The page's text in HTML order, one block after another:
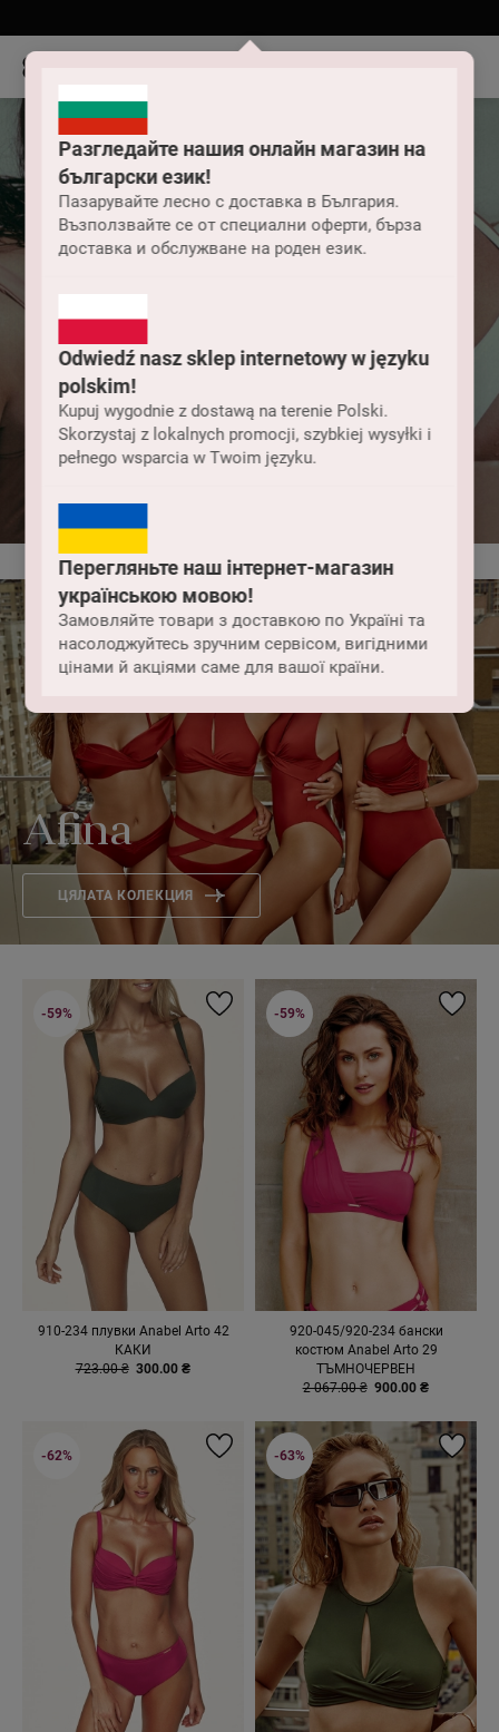
Разгледайте нашия онлайн магазин на
български език!
Пазарувайте лесно с доставка в България.
Възползвайте се от специални оферти, бърза
доставка и обслужване на роден език.
Odwiedź nasz sklep internetowy w języku
polskim!
Kupuj wygodnie z dostawą na terenie Polski.
Skorzystaj z lokalnych promocji, szybkiej wysyłki i
pełnego wsparcia w Twoim języku.
Перегляньте наш інтернет-магазин
українською мовою!
Замовляйте товари з доставкою по Україні та
насолоджуйтесь зручним сервісом, вигідними
цінами й акціями саме для вашої країни.
Дамски бански
Afina
ЦЯЛАТА КОЛЕКЦИЯ
910-234 плувки Anabel Arto 42
КАКИ
723.00 ₴ 300.00 ₴
-59%
920-045/920-234 бански
костюм Anabel Arto 29
ТЪМНОЧЕРВЕН
2 067.00 ₴ 900.00 ₴
-59%
-62% -63%